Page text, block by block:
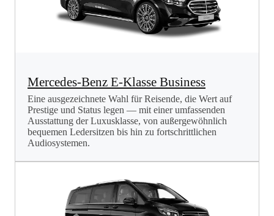
Mercedes-Benz E-Klasse Business
Eine ausgezeichnete Wahl für Reisende, die Wert auf
Prestige und Status legen — mit einer umfassenden
Ausstattung der Luxusklasse, von außergewöhnlich
bequemen Ledersitzen bis hin zu fortschrittlichen
Audiosystemen.